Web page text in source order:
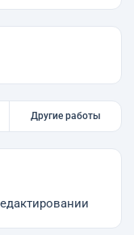
Другие работы